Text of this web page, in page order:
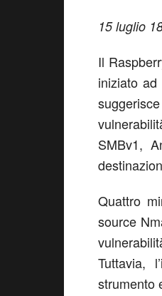
15 luglio
Il
iniziato
SMBv1,
Quattro
source
Tuttavia,
strumento